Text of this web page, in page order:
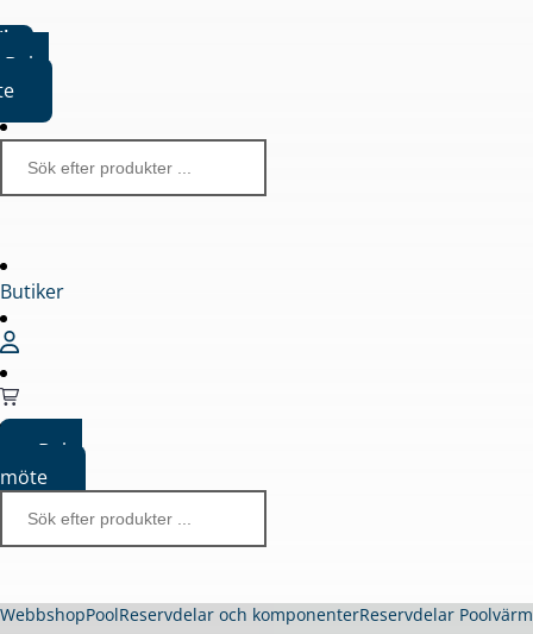
Boka
Butiker
Boka
möte
WebbshopPoolReservdelar och komponenterReservdelar